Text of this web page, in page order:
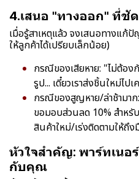
4.เสนอ "ทางออก" ที่ชั
เมื่อรู้สาเหตุแล้ว จงเสนอทางแก้
ให้ลูกค้าได้เปรียบเล็กน้อย)
กรณีของเสียหาย: "ไม่ต้อ
รูป... เดี๋ยวเราส่งชิ้นใหม่ไ
กรณีของสูญหาย/ล่าช้ามาก:
ขอมอบส่วนลด 10% สำหรั
สินค้าใหม่/เร่งติดตามให้ถึ
หัวใจสำคัญ: พาร์ทเนอ
กับคุณ